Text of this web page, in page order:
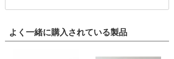
よく一緒に購入されている製品